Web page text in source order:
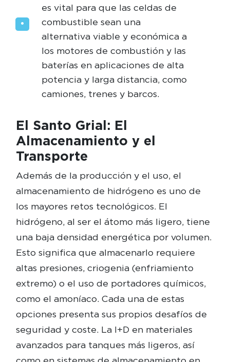
es vital para que las celdas de
combustible sean una
alternativa viable y económica a
los motores de combustión y las
baterías en aplicaciones de alta
potencia y larga distancia, como
camiones, trenes y barcos.
El Santo Grial: El
Almacenamiento y el
Transporte
Además de la producción y el uso, el
almacenamiento de hidrógeno es uno de
los mayores retos tecnológicos. El
hidrógeno, al ser el átomo más ligero, tiene
una baja densidad energética por volumen.
Esto significa que almacenarlo requiere
altas presiones, criogenia (enfriamiento
extremo) o el uso de portadores químicos,
como el amoníaco. Cada una de estas
opciones presenta sus propios desafíos de
seguridad y coste. La I+D en materiales
avanzados para tanques más ligeros, así